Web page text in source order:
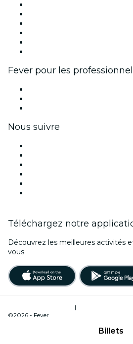
Billets
Fever pour les
Nous suivre
Téléchargez notre
Découvrez les meilleures activités
vous.
|
©2026 - Fever